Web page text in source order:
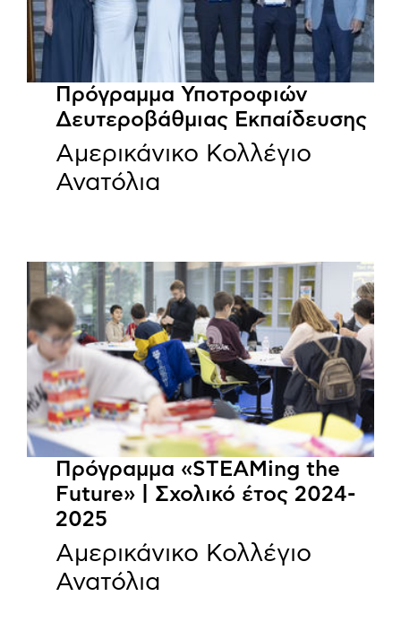
Πρόγραμμα Υποτροφιών
Δευτεροβάθμιας Εκπαίδευσης
Αμερικάνικο Κολλέγιο
Ανατόλια
Πρόγραμμα «STEAMing the
Future» | Σχολικό έτος 2024-
2025
Αμερικάνικο Κολλέγιο
Ανατόλια